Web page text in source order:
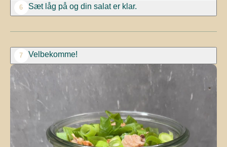
6 Sæt låg på og din salat er klar.
7 Velbekomme!